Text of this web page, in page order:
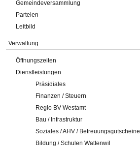
Gemeindeversammlung
Parteien
Leitbild
Verwaltung
Öffnungszeiten
Dienstleistungen
Präsidiales
Finanzen / Steuern
Regio BV Westamt
Bau / Infrastruktur
Soziales / AHV / Betreuungsgutscheine
Bildung / Schulen Wattenwil